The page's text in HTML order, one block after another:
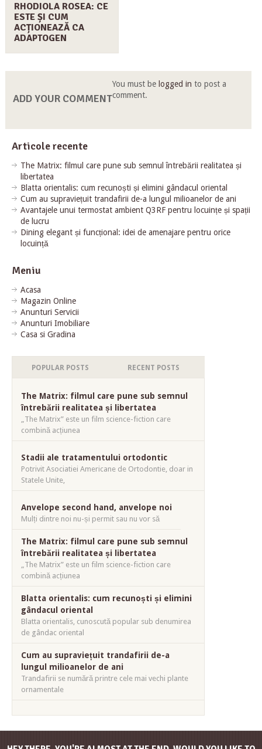
RHODIOLA ROSEA: CE
ESTE ȘI CUM
ACȚIONEAZĂ CA
ADAPTOGEN
ADD YOUR COMMENT
You must be logged in to post a
comment.
Articole recente
The Matrix: filmul care pune sub semnul întrebării realitatea și
libertatea
Blatta orientalis: cum recunoști și elimini gândacul oriental
Cum au supraviețuit trandafirii de-a lungul milioanelor de ani
Avantajele unui termostat ambient Q3RF pentru locuințe și spații
de lucru
Dining elegant și funcțional: idei de amenajare pentru orice
locuință
Meniu
Acasa
Magazin Online
Anunturi Servicii
Anunturi Imobiliare
Casa si Gradina
POPULAR POSTS RECENT POSTS
The Matrix: filmul care pune sub semnul
întrebării realitatea și libertatea
„The Matrix” este un film science-fiction care
combină acțiunea
Stadii ale tratamentului ortodontic
Potrivit Asociatiei Americane de Ortodontie, doar in
Statele Unite,
Anvelope second hand, anvelope noi
Mulți dintre noi nu-și permit sau nu vor să
The Matrix: filmul care pune sub semnul
întrebării realitatea și libertatea
„The Matrix” este un film science-fiction care
combină acțiunea
Blatta orientalis: cum recunoști și elimini
gândacul oriental
Blatta orientalis, cunoscută popular sub denumirea
de gândac oriental
Cum au supraviețuit trandafirii de-a
lungul milioanelor de ani
Trandafirii se numără printre cele mai vechi plante
ornamentale